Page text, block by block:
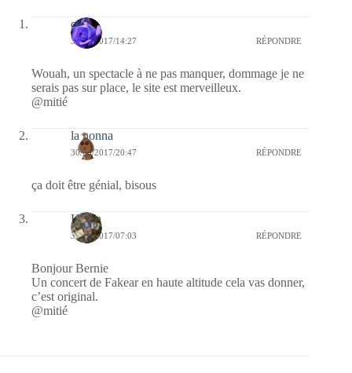
covix
31/03/2017/14:27 RÉPONDRE
Wouah, un spectacle à ne pas manquer, dommage je ne
serais pas sur place, le site est merveilleux.
@mitié
la nonna
30/03/2017/20:47 RÉPONDRE
ça doit être génial, bisous
Kévin
30/03/2017/07:03 RÉPONDRE
Bonjour Bernie
Un concert de Fakear en haute altitude cela vas donner,
c’est original.
@mitié